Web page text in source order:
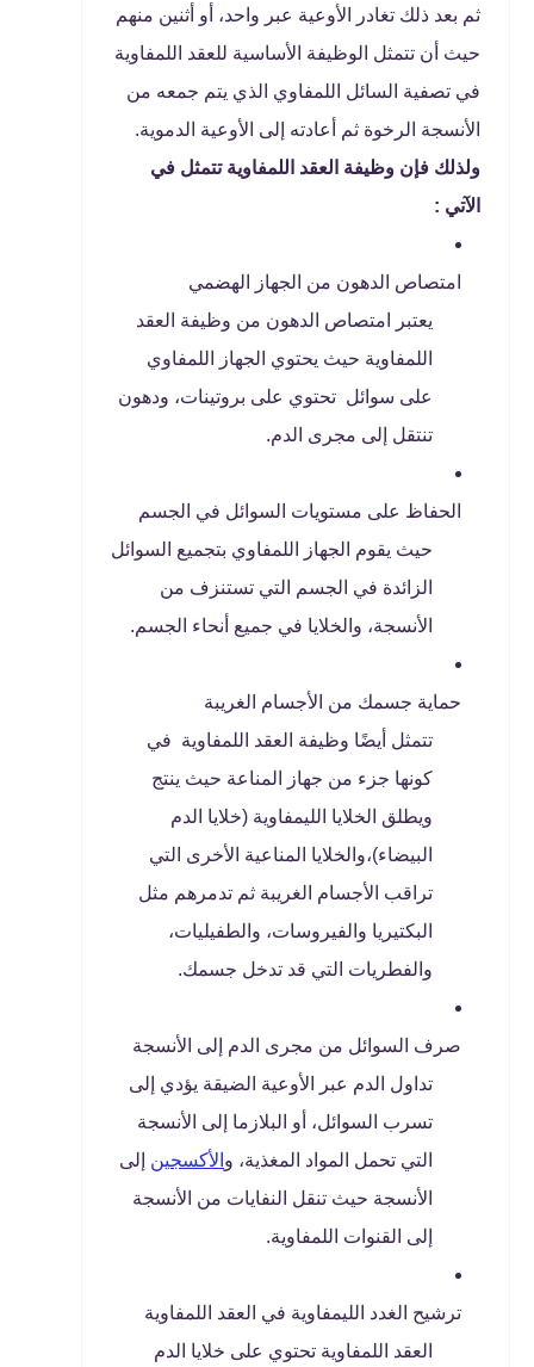
ثم بعد ذلك تغادر الأوعية عبر واحد، أو أثنين منهم
حيث أن تتمثل الوظيفة الأساسية للعقد اللمفاوية
في تصفية السائل اللمفاوي الذي يتم جمعه من
الأنسجة الرخوة ثم أعادته إلى الأوعية الدموية.
ولذلك فإن وظيفة العقد اللمفاوية تتمثل في
الآتي :
امتصاص الدهون من الجهاز الهضمي
يعتبر امتصاص الدهون من وظيفة العقد
اللمفاوية حيث يحتوي الجهاز اللمفاوي
على سوائل تحتوي على بروتينات، ودهون
تنتقل إلى مجرى الدم.
الحفاظ على مستويات السوائل في الجسم
حيث يقوم الجهاز اللمفاوي بتجميع السوائل
الزائدة في الجسم التي تستنزف من
الأنسجة، والخلايا في جميع أنحاء الجسم.
حماية جسمك من الأجسام الغريبة
تتمثل أيضًا وظيفة العقد اللمفاوية في
كونها جزء من جهاز المناعة حيث ينتج
ويطلق الخلايا الليمفاوية (خلايا الدم
البيضاء)،والخلايا المناعية الأخرى التي
تراقب الأجسام الغريبة ثم تدمرهم مثل
البكتيريا والفيروسات، والطفيليات،
والفطريات التي قد تدخل جسمك.
صرف السوائل من مجرى الدم إلى الأنسجة
تداول الدم عبر الأوعية الضيقة يؤدي إلى
تسرب السوائل، أو البلازما إلى الأنسجة
التي تحمل المواد المغذية، و الأكسجين إلى
الأنسجة حيث تنقل النفايات من الأنسجة
إلى القنوات اللمفاوية.
ترشيح الغدد الليمفاوية في العقد اللمفاوية
العقد اللمفاوية تحتوي على خلايا الدم